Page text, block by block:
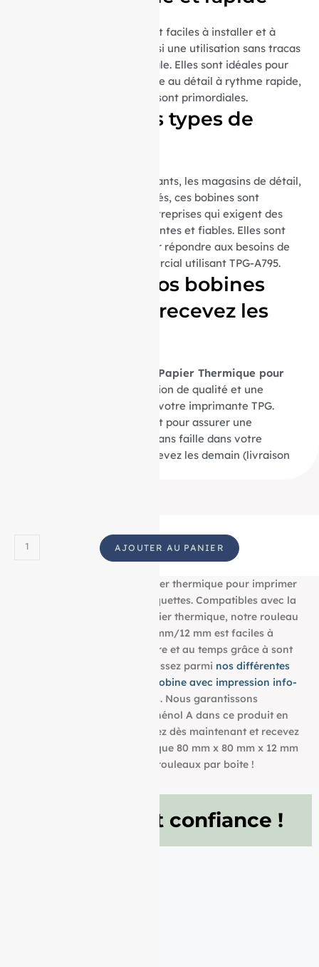
Ces bobines thermiques sont faciles à installer et à
remplacer, garantissant ainsi une utilisation sans tracas
et une maintenance minimale. Elles sont idéales pour
les environnements de vente au détail à rythme rapide,
où l’efficacité et la rapidité sont primordiales.
Idéal pour tous types de
Que ce soit pour les restaurants, les magasins de détail,
les supermarchés ou les cafés, ces bobines sont
parfaites pour toutes les entreprises qui exigent des
impressions de reçus fréquentes et fiables. Elles sont
spécialement adaptées pour répondre aux besoins de
tout environnement commercial utilisant TPG-A795.
Commandez vos bobines
aujourd’hui et recevez les
20 Bobines Papier Thermique pour
pour une impression de qualité et une
compatibilité parfaite avec votre imprimante TPG.
Commandez dès maintenant pour assurer une
performance d’impression sans faille dans votre
activité commerciale et recevez les demain (livraison
AJOUTER AU PANIER
Découvrez notre bobine papier thermique pour imprimer
tous vos tickets, reçus, et étiquettes. Compatibles avec la
plupart des imprimantes papier thermique, notre rouleau
aux dimensions : 80 mm/80 mm/12 mm est faciles à
utiliser et résistent à la lumière et au temps grâce à sont
grammage de 48g/m². Choisissez parmi nos différentes
dimensions pour trouver la bobine avec impression info-
qui convient à vos besoins. Nous garantissons
également l’absence de bisphénol A dans ce produit en
papier BPA FREE. Commandez dès maintenant et recevez
votre Rouleau papier thermique 80 mm x 80 mm x 12 mm
de 48g/m² conditionné à 20 rouleaux par boite !
Ils nous font confiance !